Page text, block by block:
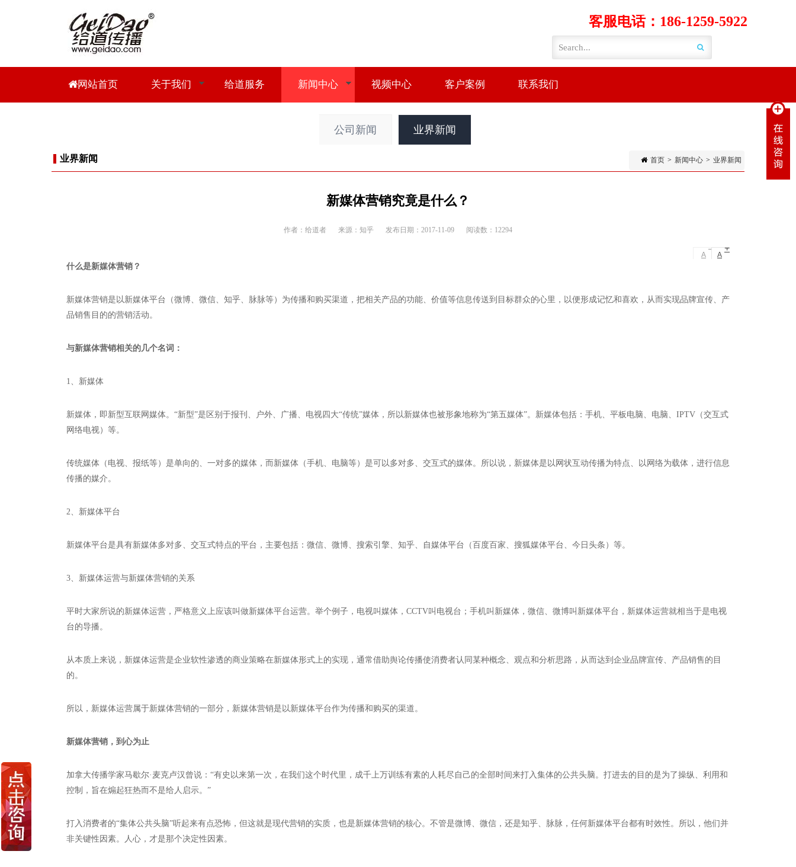
客服电话：186-1259-5922
网站首页 关于我们 给道服务 新闻中心 视频中心 客户案例 联系我们
公司新闻 业界新闻
首页 > 新闻中心 > 业界新闻
业界新闻
新媒体营销究竟是什么？
作者：给道者 来源：知乎 发布日期：2017-11-09 阅读数：12294
A A
+
什么是新媒体营销？
新媒体营销是以新媒体平台（微博、微信、知乎、脉脉等）为传播和购买渠道，把相关产品的功能、价值等信息传送到目标群众的心里，以便形成记忆和喜欢，从而实现品牌宣传、产
品销售目的的营销活动。
与新媒体营销相关的几个名词：
1、新媒体
新媒体，即新型互联网媒体。“新型”是区别于报刊、户外、广播、电视四大“传统”媒体，所以新媒体也被形象地称为“第五媒体”。新媒体包括：手机、平板电脑、电脑、IPTV（交互式
网络电视）等。
传统媒体（电视、报纸等）是单向的、一对多的媒体，而新媒体（手机、电脑等）是可以多对多、交互式的媒体。所以说，新媒体是以网状互动传播为特点、以网络为载体，进行信息
传播的媒介。
2、新媒体平台
新媒体平台是具有新媒体多对多、交互式特点的平台，主要包括：微信、微博、搜索引擎、知乎、自媒体平台（百度百家、搜狐媒体平台、今日头条）等。
3、新媒体运营与新媒体营销的关系
平时大家所说的新媒体运营，严格意义上应该叫做新媒体平台运营。举个例子，电视叫媒体，CCTV叫电视台；手机叫新媒体，微信、微博叫新媒体平台，新媒体运营就相当于是电视
台的导播。
从本质上来说，新媒体运营是企业软性渗透的商业策略在新媒体形式上的实现，通常借助舆论传播使消费者认同某种概念、观点和分析思路，从而达到企业品牌宣传、产品销售的目
的。
所以，新媒体运营属于新媒体营销的一部分，新媒体营销是以新媒体平台作为传播和购买的渠道。
新媒体营销，到心为止
加拿大传播学家马歇尔·麦克卢汉曾说：“有史以来第一次，在我们这个时代里，成千上万训练有素的人耗尽自己的全部时间来打入集体的公共头脑。打进去的目的是为了操纵、利用和
控制，旨在煽起狂热而不是给人启示。”
打入消费者的“集体公共头脑”听起来有点恐怖，但这就是现代营销的实质，也是新媒体营销的核心。不管是微博、微信，还是知乎、脉脉，任何新媒体平台都有时效性。所以，他们并
非关键性因素。人心，才是那个决定性因素。